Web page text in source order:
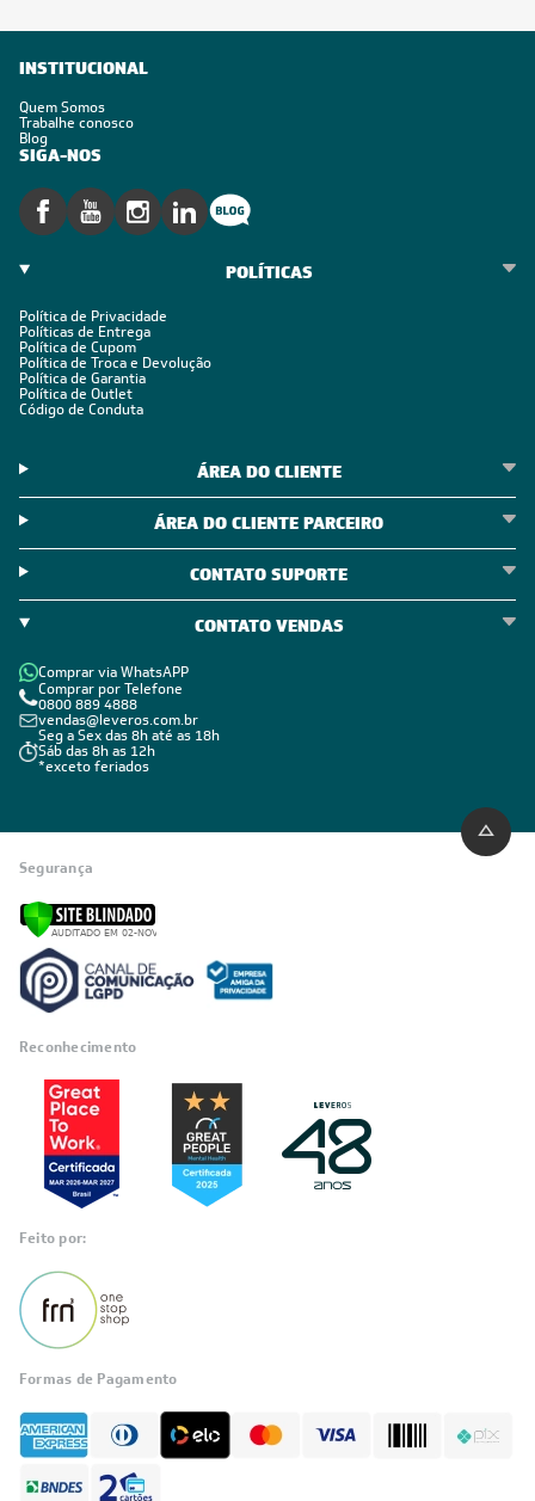
INSTITUCIONAL
Quem Somos
Trabalhe conosco
Blog
SIGA-NOS
POLÍTICAS
Política de Privacidade
Políticas de Entrega
Política de Cupom
Política de Troca e Devolução
Política de Garantia
Política de Outlet
Código de Conduta
ÁREA DO CLIENTE
ÁREA DO CLIENTE PARCEIRO
CONTATO SUPORTE
CONTATO VENDAS
Comprar via WhatsAPP
Comprar por Telefone
0800 889 4888
vendas@leveros.com.br
Seg a Sex das 8h até as 18h
Sáb das 8h as 12h
*exceto feriados
Segurança
Reconhecimento
Feito por:
Formas de Pagamento
Fale com a LIA